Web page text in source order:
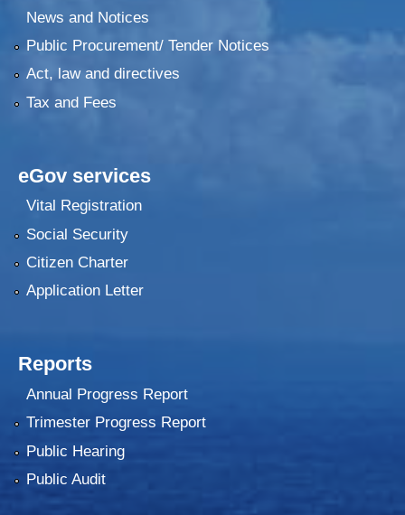
News and Notices
Public Procurement/ Tender Notices
Act, law and directives
Tax and Fees
eGov services
Vital Registration
Social Security
Citizen Charter
Application Letter
Reports
Annual Progress Report
Trimester Progress Report
Public Hearing
Public Audit